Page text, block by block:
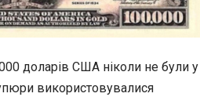
доларів США ніколи не були у
використовувалися